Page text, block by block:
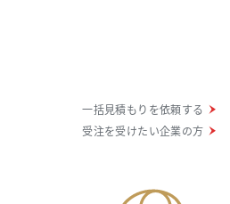
一括見積もりを依頼する
受注を受けたい企業の方